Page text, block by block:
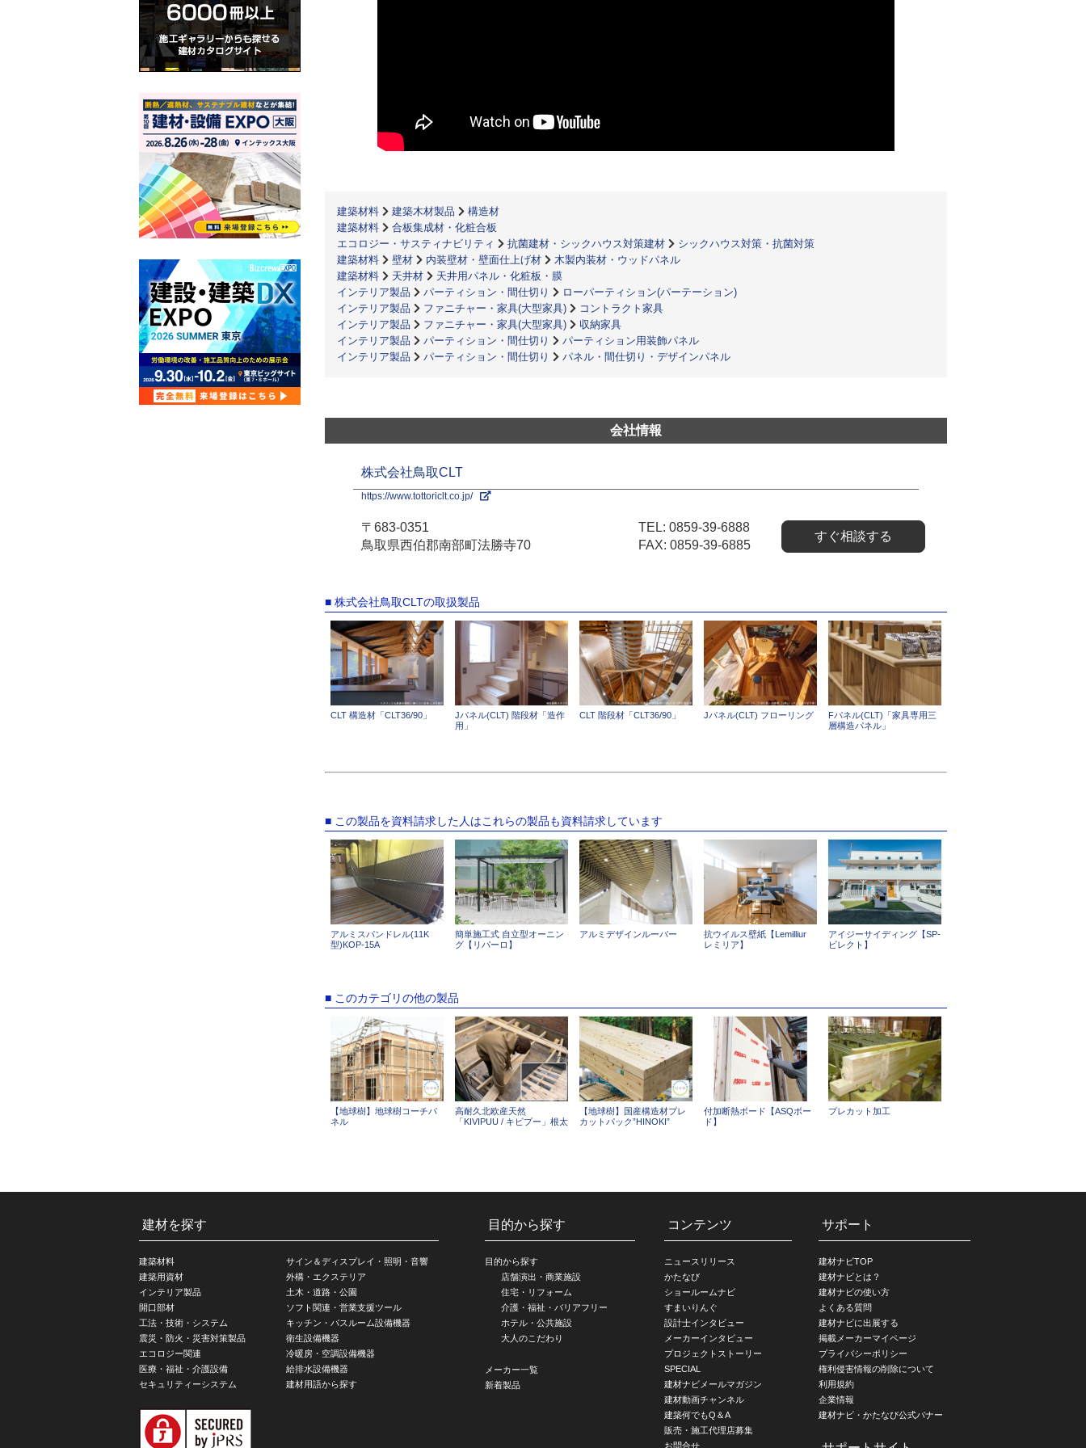
建築材料 建築木材製品
構造材
建築材料
合板集成材・化粧合板
エコロジー・サスティナビリティ
抗菌建材・シックハウス対策建材
シックハウス対策・抗菌対策
建築材料
壁材 内装壁材・壁面仕上げ材
木製内装材・ウッドパネル
建築材料
天井材
天井用パネル・化粧板・膜
インテリア製品
パーティション・間仕切り
ローパーティション(パーテーション)
インテリア製品
ファニチャー・家具(大型家具)
コントラクト家具
インテリア製品
ファニチャー・家具(大型家具)
収納家具
インテリア製品
パーティション・間仕切り
パーティション用装飾パネル
インテリア製品
パーティション・間仕切り パネル・間仕切り・デザインパネル
会社情報
株式会社鳥取CLT
https://www.tottoriclt.co.jp/
〒683-0351
鳥取県西伯郡南部町法勝寺70
TEL: 0859-39-6888
FAX: 0859-39-6885
すぐ相談する
■ 株式会社鳥取CLTの取扱製品
CLT 構造材「CLT36/90」
Jパネル(CLT) 階段材「造作
用」
CLT 階段材「CLT36/90」 Jパネル(CLT) フローリング
Fパネル(CLT)「家具専用三
層構造パネル」
■ この製品を資料請求した人はこれらの製品も資料請求しています
アルミスパンドレル(11K
型)KOP-15A
簡単施工式 自立型オーニン
グ【リパーロ】
アルミデザインルーバー
抗ウイルス壁紙【Lemilliur
レミリア】
アイジーサイディング【SP-
ビレクト】
■ このカテゴリの他の製品
【地球樹】地球樹コーチパ
ネル
高耐久北欧産天然
「KIVIPUU / キビプー」根太
【地球樹】国産構造材プレ
カットパック”HINOKI”
付加断熱ボード【ASQボー
ド】
プレカット加工
建材を探す
建築材料
建築用資材
インテリア製品
開口部材
工法・技術・システム
震災・防火・災害対策製品
エコロジー関連
医療・福祉・介護設備
セキュリティーシステム
サイン＆ディスプレイ・照明・音響
外構・エクステリア
土木・道路・公園
ソフト関連・営業支援ツール
キッチン・バスルーム設備機器
衛生設備機器
冷暖房・空調設備機器
給排水設備機器
建材用語から探す
目的から探す
目的から探す
店舗演出・商業施設
住宅・リフォーム
介護・福祉・バリアフリー
ホテル・公共施設
大人のこだわり
メーカー一覧
新着製品
コンテンツ
ニュースリリース
かたなび
ショールームナビ
すまいりんぐ
設計士インタビュー
メーカーインタビュー
プロジェクトストーリー
SPECIAL
建材ナビメールマガジン
建材動画チャンネル
建築何でもQ＆A
販売・施工代理店募集
お問合せ
サポート
建材ナビTOP
建材ナビとは？
建材ナビの使い方
よくある質問
建材ナビに出展する
掲載メーカーマイページ
プライバシーポリシー
権利侵害情報の削除について
利用規約
企業情報
建材ナビ・かたなび公式バナー